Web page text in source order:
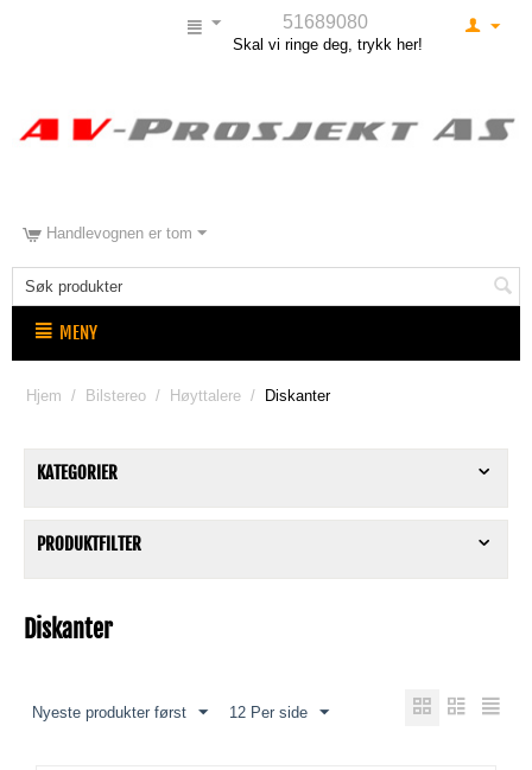
51689080
Skal vi ringe deg, trykk her!
Handlevognen er tom
MENY
Hjem / Bilstereo / Høyttalere / Diskanter
KATEGORIER
PRODUKTFILTER
Diskanter
Nyeste produkter først 12 Per side